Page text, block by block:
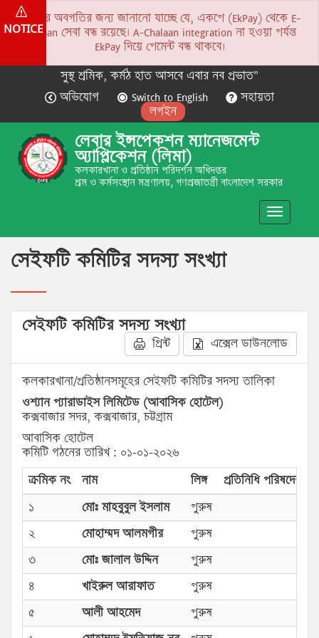
NOTICE
সকলের অবগতির জন্য জানানো যাচ্ছে যে, একপে (EkPay) থেকে E-
Chalaan সেবা বন্ধ রয়েছে। A-Chalaan integration না হওয়া পর্যন্ত
EkPay দিয়ে পেমেন্ট বন্ধ থাকবে।
সুস্থ শ্রমিক, কর্মঠ হাত আসবে এবার নব প্রভাত”
অভিযোগ
Switch to English
সহায়তা
লগইন
লেবার ইন্সপেকশন ম্যানেজমেন্ট
অ্যাপ্লিকেশন (লিমা)
কলকারখানা ও প্রতিষ্ঠান পরিদর্শন অধিদপ্তর
শ্রম ও কর্মসংস্থান মন্ত্রণালয়, গণপ্রজাতন্ত্রী বাংলাদেশ সরকার
Toggle
সেইফটি কমিটির সদস্য সংখ্যা
সেইফটি কমিটির সদস্য সংখ্যা
প্রিন্ট এক্সেল ডাউনলোড
কলকারখানা/প্রতিষ্ঠানসমূহের সেইফটি কমিটির সদস্য তালিকা
ওশ্যান প্যারাডাইস লিমিটেড (আবাসিক হোটেল)
কক্সবাজার সদর, কক্সবাজার, চট্টগ্রাম
আবাসিক হোটেল
কমিটি গঠনের তারিখ : ০১-০১-২০২৬
ক্রমিক নং
নাম লিঙ্গ
প্রতিনিধি পরিষদের
১
মোঃ মাহবুবুল ইসলাম
পুরুষ
২
মোহাম্মদ আলমগীর
পুরুষ
৩
মোঃ জালাল উদ্দিন
পুরুষ
৪
খাইরুল আরাফাত
পুরুষ
৫
আলী আহমেদ
পুরুষ